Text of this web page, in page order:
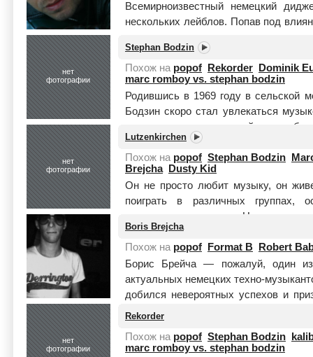
Всемирноизвестный немецкий
нескольких лейблов. Попав под
брейк-д...Читать целиком
нет
фотографии
Stephan Bodzin
Похож на popof Rekorder
Dominik
marc romboy vs. stephan bodzin
Родившись в 1969 году в сельской
Бодзин скоро стал увлекаться
отцом-музыкантом, в чьей студии
во...Читать целиком
нет
фотографии
Lutzenkirchen
Похож на popof Stephan Bodzin
Brejcha
Dusty Kid
Он не просто любит музыку, он
поиграть в различных группах,
направлению музыки. Но его
электронная муз...
Boris Brejcha
Похож на popof Format B
Robert
Борис Брейча — пожалуй, один
актуальных немецких техно-
добился невероятных успехов и
плане...
нет
фотографии
Rekorder
Похож на popof Stephan Bodzin
marc romboy vs. stephan bodzin